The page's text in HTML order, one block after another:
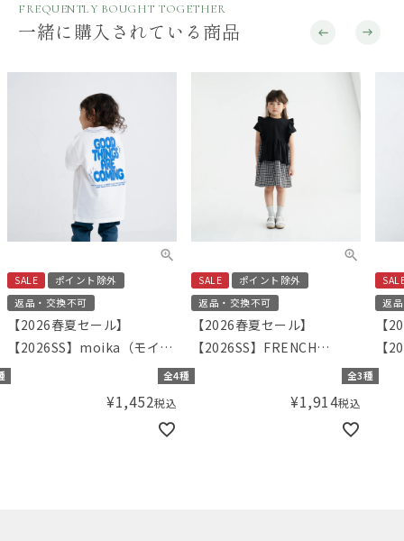
FREQUENTLY BOUGHT TOGETHER
一緒に購入されている商品
SALE
ポイント除外
返品・交換不可
【2026春夏セール】
【2026SS】moika（モイ
カ） オーバーサイズT
全4種
¥1,452税込
SALE
ポイント除外
返品・交換不可
【2026春夏セール】
【2026SS】FRENCH
Aming（フレンチアミン
全3種
¥1,914税込
返
【
【